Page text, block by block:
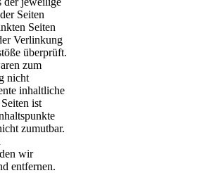
Seiten
Seiten
Verlinkung
überprüft.
zum
nicht
inhaltliche
ist
zumutbar.
wir
entfernen.